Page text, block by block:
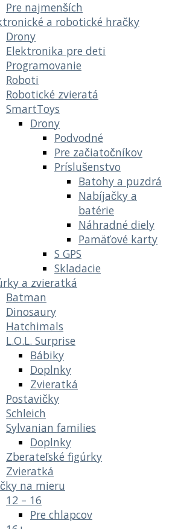
Pre najmenších
a robotické hračky
Drony
Elektronika pre deti
Programovanie
Roboti
Robotické zvieratá
SmartToys
Drony
Podvodné
Pre začiatočníkov
Príslušenstvo
Batohy a puzdrá
Nabíjačky a
batérie
Náhradné diely
Pamäťové karty
S GPS
Skladacie
a zvieratká
Batman
Dinosaury
Hatchimals
L.O.L. Surprise
Bábiky
Doplnky
Zvieratká
Postavičky
Schleich
Sylvanian families
Doplnky
Zberateľské figúrky
Zvieratká
na mieru
12 – 16
Pre chlapcov